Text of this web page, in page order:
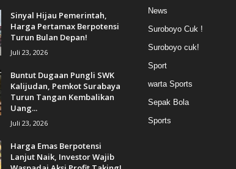
Sinyal Hijau Pemerintah,
Harga Pertamax Berpotensi
Turun Bulan Depan!
Juli 23, 2026
Buntut Dugaan Pungli SWK
Kalijudan, Pemkot Surabaya
Turun Tangan Kembalikan
Uang...
Juli 23, 2026
Harga Emas Berpotensi
Lanjut Naik, Investor Wajib
News
Suroboyo Cuk !
Suroboyo cuk!
Sport
warta Sports
Sepak Bola
Sports